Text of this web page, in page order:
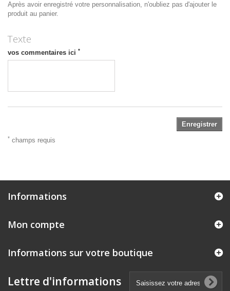
Après avoir enregistré votre personnalisation, n'oubliez pas d'ajouter le
produit au panier.
Texte
vos commentaires ici *
Enregistrer
* champs requis
Informations
Mon compte
Informations sur votre boutique
Lettre d'informations